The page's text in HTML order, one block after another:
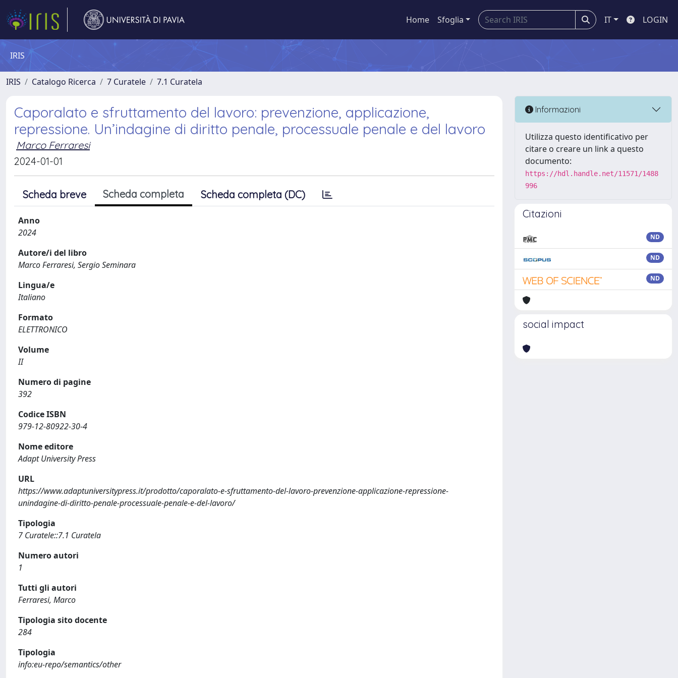
Home Sfoglia IT LOGIN
IRIS
IRIS Catalogo Ricerca 7 Curatele 7.1 Curatela
Caporalato e sfruttamento del lavoro: prevenzione, applicazione,
repressione. Un’indagine di diritto penale, processuale penale e del lavoro
Marco Ferraresi
2024-01-01
Scheda breve Scheda completa Scheda completa (DC)
Anno
2024
Autore/i del libro
Marco Ferraresi, Sergio Seminara
Lingua/e
Italiano
Formato
ELETTRONICO
Volume
II
Numero di pagine
392
Codice ISBN
979-12-80922-30-4
Nome editore
Adapt University Press
URL
https://www.adaptuniversitypress.it/prodotto/caporalato-e-sfruttamento-del-lavoro-prevenzione-applicazione-repressione-
unindagine-di-diritto-penale-processuale-penale-e-del-lavoro/
Tipologia
7 Curatele::7.1 Curatela
Numero autori
1
Tutti gli autori
Ferraresi, Marco
Tipologia sito docente
284
Tipologia
info:eu-repo/semantics/other
Informazioni
Utilizza questo identificativo per
citare o creare un link a questo
documento:
https://hdl.handle.net/11571/1488
996
Citazioni
ND
ND
ND
social impact